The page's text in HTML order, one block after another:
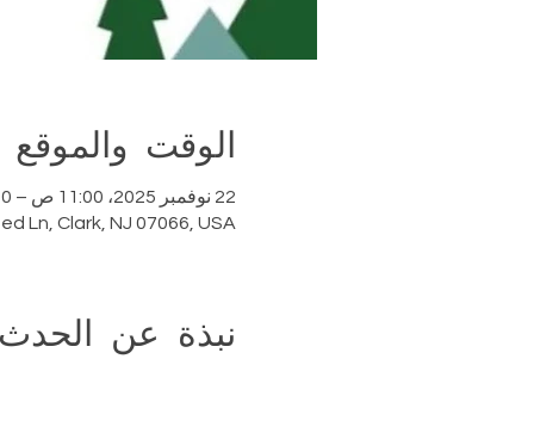
الوقت والموقع
22 نوفمبر 2025، 11:00 ص – 6:00 م غرينتش-5
Ln, Clark, NJ 07066, USA
نبذة عن